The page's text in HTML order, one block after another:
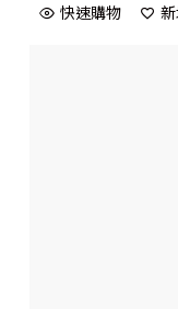
快速購物